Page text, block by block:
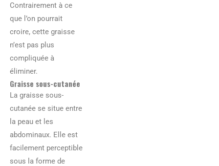
Contrairement à ce
que l’on pourrait
croire, cette graisse
n’est pas plus
compliquée à
éliminer.
Graisse sous-cutanée
La graisse sous-
cutanée se situe entre
la peau et les
abdominaux. Elle est
facilement perceptible
sous la forme de